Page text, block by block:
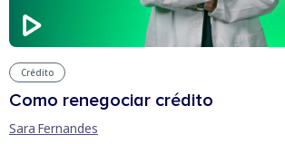
Crédito
Como renegociar crédito
Sara Fernandes